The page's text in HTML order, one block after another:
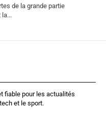
de la grande partie
la...
fiable pour les actualités
et le sport.